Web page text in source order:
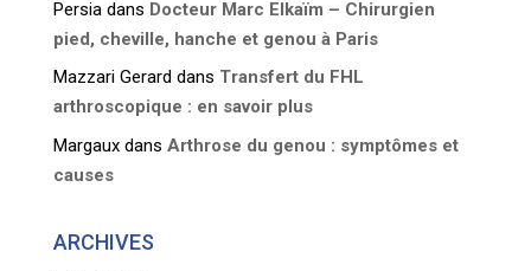
Persiadans Docteur Marc Elkaïm – Chirurgien
pied, cheville, hanche et genou à Paris
Mazzari Gerard dans Transfert du FHL
arthroscopique : en savoir plus
Margauxdans Arthrose du genou : symptômes et
causes
ARCHIVES